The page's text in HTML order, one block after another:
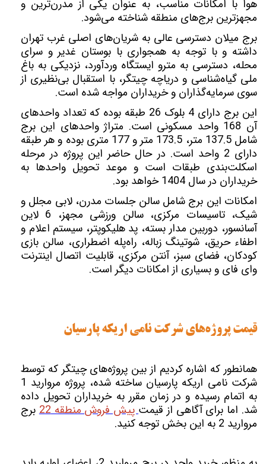
هوا با امکانات مناسب، به عنوان یکی از مدرن‌ترین و
مجهزترین برج‌های منطقه شناخته می‌شود.
برج‌ میلان دسترسی عالی به شریان‌های اصلی غرب تهران
داشته و با توجه به همجواری با بوستان غدیر و سرای
محله، دسترسی به مترو ایستگاه وردآورد، نزدیکی به باغ
ملی گیاه‌شناسی و دریاچه چیتگر، با استقبال بی‌نظیری از
سوی سرمایه‌گذاران و خریداران مواجه شده است.
این برج دارای 4 بلوک 26 طبقه بوده که تعداد واحدهای
آن 168 واحد مسکونی است. متراژ واحدهای این برج
شامل 137.5 متر، 173.5 متر و 177 متری بوده و هر طبقه
دارای 2 واحد است. در حال حاضر این پروژه در مرحله
اسکلت‌بندی طبقات است و موعد تحویل واحدها به
خریداران در سال 1404 خواهد بود.
امکانات این برج شامل سالن جلسات مدرن، لابی مجلل و
شیک، تاسیسات مرکزی، سالن ورزشی مجهز، 6 لاین
آسانسور، دوربین مدار بسته، پد هلیکوپتر، سیستم اعلام و
اطفاء حریق، شوتینگ زباله، راه‌پله اضطراری، سالن بازی
کودکان، فضای سبز، آنتن مرکزی، قابلیت اتصال اینترنت
وای فای و بسیاری از امکانات دیگر است.
قیمت پروژه‌های شرکت نامی اریکه پارسیان
همانطور که اشاره کردیم از بین پروژه‌های چیتگر که توسط
شرکت نامی اریکه پارسیان ساخته شده، پروژه مروارید 1
به اتمام رسیده و در زمان مقرر به خریداران تحویل داده
شد. اما برای آگاهی از قیمتپیش فروش منطقه 22
برج
مروارید 2 به این بخش توجه کنید.